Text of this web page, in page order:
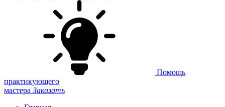
Помощь
практикующего
мастера Заказать